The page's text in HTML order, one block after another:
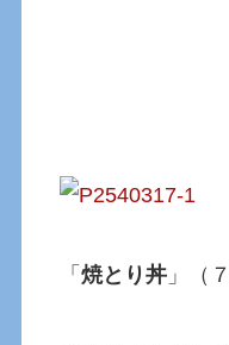
「焼とり丼 」（